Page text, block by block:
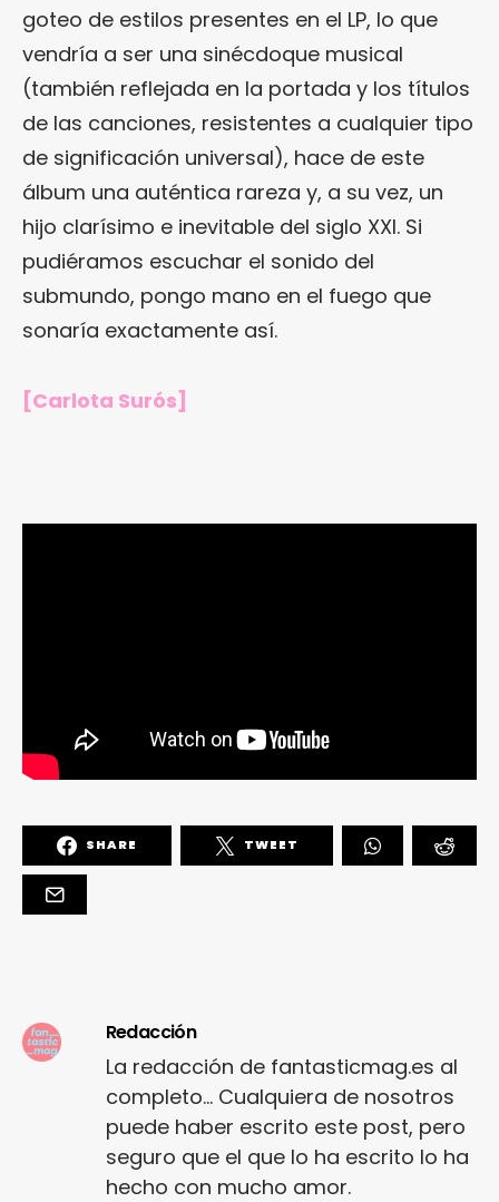
goteo de estilos presentes en el LP, lo que
vendría a ser una sinécdoque musical
(también reflejada en la portada y los títulos
de las canciones, resistentes a cualquier tipo
de significación universal), hace de este
álbum una auténtica rareza y, a su vez, un
hijo clarísimo e inevitable del siglo XXI. Si
pudiéramos escuchar el sonido del
submundo, pongo mano en el fuego que
sonaría exactamente así.
[Carlota Surós]
SHARE TWEET
Redacción
La redacción de fantasticmag.es al
completo... Cualquiera de nosotros
puede haber escrito este post, pero
seguro que el que lo ha escrito lo ha
hecho con mucho amor.